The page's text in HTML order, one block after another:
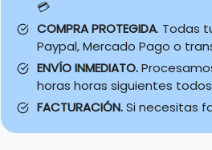
💳
COMPRA PROTEGIDA. Todas
Paypal, Mercado Pago o
ENVÍO INMEDIATO.
horas horas siguientes
FACTURACIÓN.Si necesitas